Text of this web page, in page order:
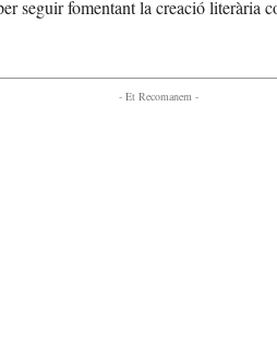
seguir fomentant la creació literària
- Et Recomanem -